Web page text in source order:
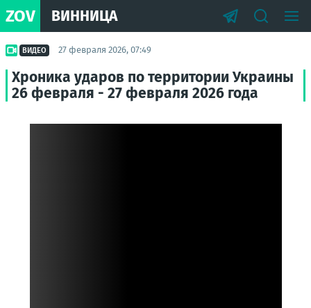
ZOV ВИННИЦА
ВИДЕО 27 февраля 2026, 07:49
Хроника ударов по территории Украины
26 февраля - 27 февраля 2026 года